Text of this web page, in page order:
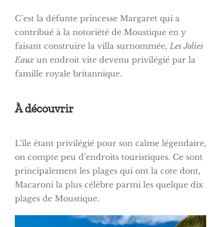
C’est la défunte princesse Margaret qui a
contribué à la notoriété de Moustique en y
faisant construire la villa surnommée, Les Jolies
Eauxun endroit vite devenu privilégié par la
famille royale britannique.
À découvrir
L’île étant privilégié pour son calme légendaire,
on compte peu d’endroits touristiques. Ce sont
principalement les plages qui ont la cote dont,
Macaroni la plus célèbre parmi les quelque dix
plages de Moustique.